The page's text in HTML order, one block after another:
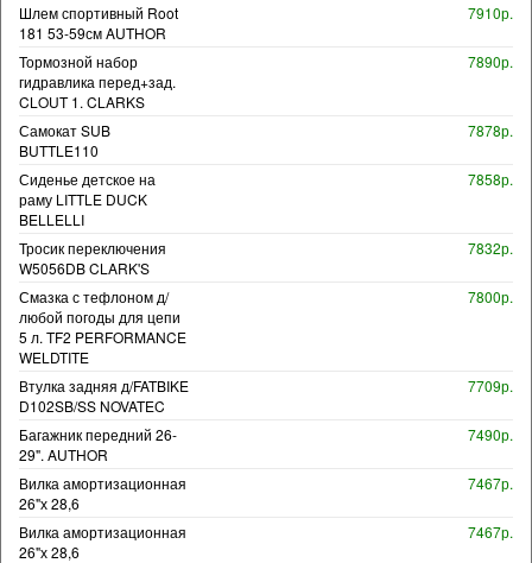
Шлем спортивный Root
181 53-59см AUTHOR
7910р.
Тормозной набор
гидравлика перед+зад.
CLOUT 1. CLARKS
7890р.
Самокат SUB
BUTTLE110
7878р.
Сиденье детское на
раму LITTLE DUCK
BELLELLI
7858р.
Тросик переключения
W5056DB CLARK'S
7832р.
Смазка с тефлоном д/
любой погоды для цепи
5 л. TF2 PERFORMANCE
WELDTITE
7800р.
Втулка задняя д/FATBIKE
D102SB/SS NOVATEC
7709р.
Багажник передний 26-
29". AUTHOR
7490р.
Вилка амортизационная
26"х 28,6
7467р.
Вилка амортизационная
26"х 28,6
7467р.